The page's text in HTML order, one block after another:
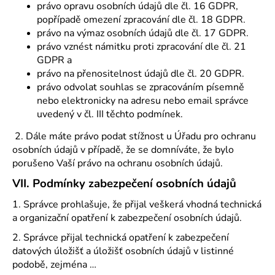
právo opravu osobních údajů dle čl. 16 GDPR,
popřípadě omezení zpracování dle čl. 18 GDPR.
právo na výmaz osobních údajů dle čl. 17 GDPR.
právo vznést námitku proti zpracování dle čl. 21
GDPR a
právo na přenositelnost údajů dle čl. 20 GDPR.
právo odvolat souhlas se zpracováním písemně
nebo elektronicky na adresu nebo email správce
uvedený v čl. III těchto podmínek.
2. Dále máte právo podat stížnost u Úřadu pro ochranu
osobních údajů v případě, že se domníváte, že bylo
porušeno Vaší právo na ochranu osobních údajů.
VII. Podmínky zabezpečení osobních údajů
1. Správce prohlašuje, že přijal veškerá vhodná technická
a organizační opatření k zabezpečení osobních údajů.
2. Správce přijal technická opatření k zabezpečení
datových úložišť a úložišť osobních údajů v listinné
podobě, zejména …